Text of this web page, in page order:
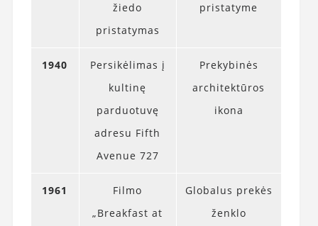
žiedo
pristatymas
pristatyme
1940
Persikėlimas į
kultinę
parduotuvę
adresu Fifth
Avenue 727
Prekybinės
architektūros
ikona
1961
Filmo
„Breakfast at
Globalus prekės
ženklo